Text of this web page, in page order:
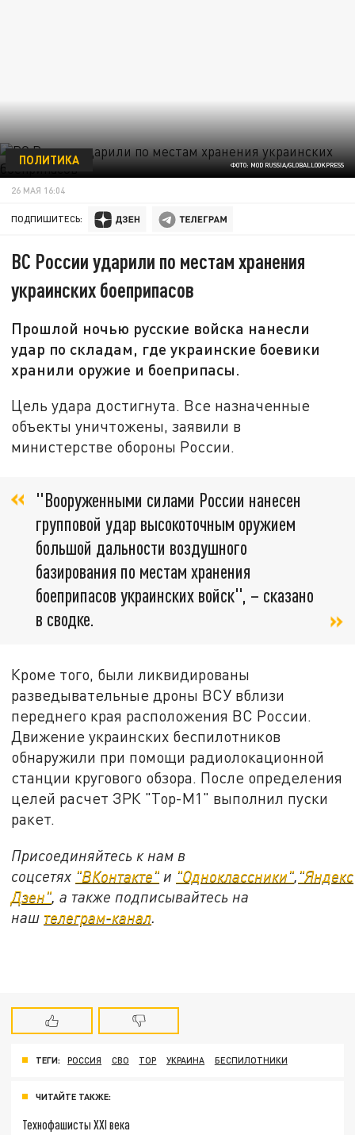
ФОТО: MOD RUSSIA/GLOBALLOOKPRESS
ПОЛИТИКА
26 МАЯ 16:04
ПОДПИШИТЕСЬ:
ВС России ударили по местам хранения
украинских боеприпасов
Прошлой ночью русские войска нанесли
удар по складам, где украинские боевики
хранили оружие и боеприпасы.
Цель удара достигнута. Все назначенные
объекты уничтожены, заявили в
министерстве обороны России.
"Вооруженными силами России нанесен
групповой удар высокоточным оружием
большой дальности воздушного
базирования по местам хранения
боеприпасов украинских войск", – сказано
в сводке.
Кроме того, были ликвидированы
разведывательные дроны ВСУ вблизи
переднего края расположения ВС России.
Движение украинских беспилотников
обнаружили при помощи радиолокационной
станции кругового обзора. После определения
целей расчет ЗРК "Тор-М1" выполнил пуски
ракет.
Присоединяйтесь к нам в
соцсетях "ВКонтакте" и "Одноклассники", "Яндекс
Дзен", а также подписывайтесь на
наш телеграм-канал.
ТЕГИ: РОССИЯ СВО ТОР УКРАИНА БЕСПИЛОТНИКИ
ЧИТАЙТЕ ТАКЖЕ:
Технофашисты XXI века